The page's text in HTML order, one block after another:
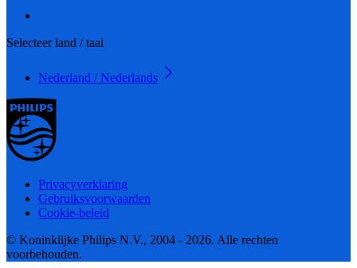
Selecteer land / taal
Nederland / Nederlands
Privacyverklaring
Gebruiksvoorwaarden
Cookie-beleid
© Koninklijke Philips N.V., 2004 - 2026. Alle rechten
voorbehouden.